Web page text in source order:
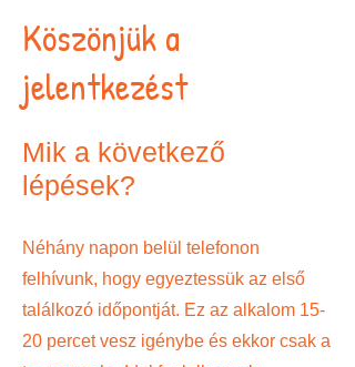
Köszönjük a
jelentkezést
Mik a következő
lépések?
Néhány napon belül telefonon
felhívunk, hogy egyeztessük az első
találkozó időpontját. Ez az alkalom 15-
20 percet vesz igénybe és ekkor csak a